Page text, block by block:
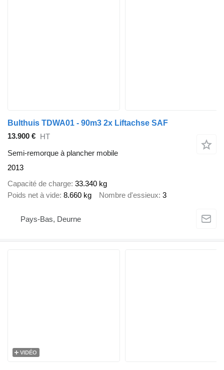
Bulthuis TDWA01 - 90m3 2x Liftachse SAF
13.900 € HT
Semi-remorque à plancher mobile
2013
Capacité de charge 33.340 kg
Poids net à vide 8.660 kg Nombre d'essieux 3
Pays-Bas, Deurne
VIDÉO